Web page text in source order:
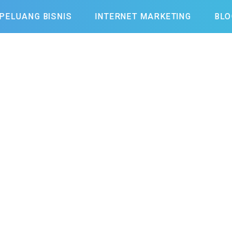
PELUANG BISNIS INTERNET MARKETING